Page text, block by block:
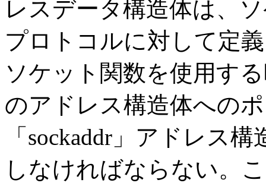
レスデータ構造体は、
プロトコルに対して定
ソケット関数を使用す
のアドレス構造体への
「sockaddr」アドレス
しなければならない。